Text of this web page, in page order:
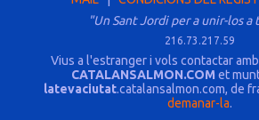
"Un Sant Jordi per a unir-los a
216.73.217.59
Vius a l'estranger i vols contactar
CATALANSALMON.COM et
latevaciutat.catalansalmon.com, de
demanar-la.